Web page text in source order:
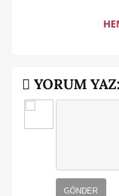
YORUM YAZ:
GÖNDER